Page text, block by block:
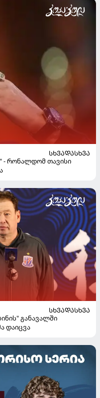
ᲡᲮᲕᲐᲓᲐᲡᲮᲕᲐ
- რონალდომ თავისი
ᲡᲮᲕᲐᲓᲐᲡᲮᲕᲐ
განავალში
დაიცვა